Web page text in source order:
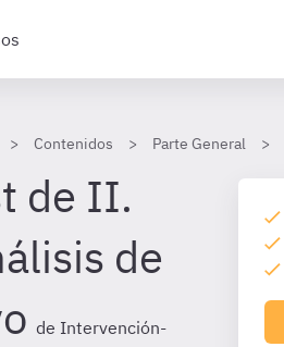
Contenidos Parte General
de II.
de
de Intervención-